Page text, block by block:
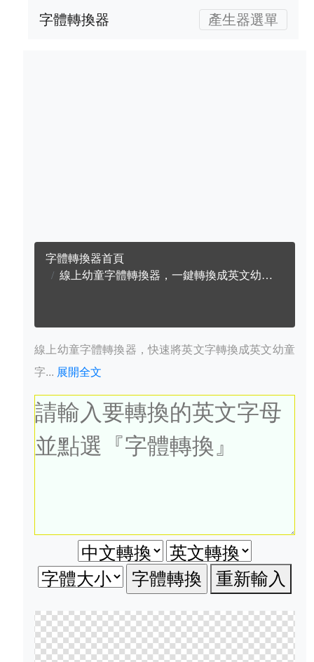
字體轉換器 產生器選單
字體轉換器首頁
線上幼童字體轉換器，一鍵轉換成英文幼童字體
線上幼童字體轉換器，快速將英文字轉換成英文幼童
字... 展開全文
重新輸入